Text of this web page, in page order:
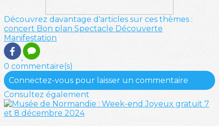
Découvrez davantage d'articles sur ces thèmes :
concert Bon plan Spectacle Découverte
Manifestation
0 commentaire(s)
Connectez-vous pour laisser un commentaire
Consultez également